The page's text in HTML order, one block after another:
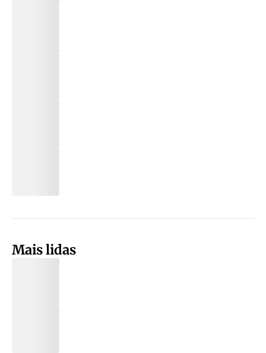
Mais lidas